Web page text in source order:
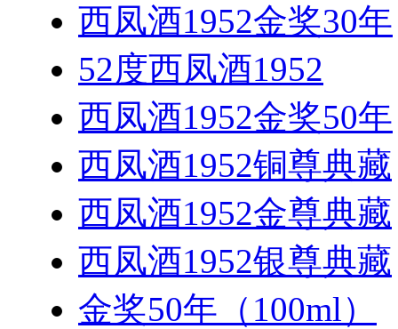
西凤酒1952金奖30年
52度西凤酒1952
西凤酒1952金奖50年
西凤酒1952铜尊典藏
西凤酒1952金尊典藏
西凤酒1952银尊典藏
金奖50年（100ml）